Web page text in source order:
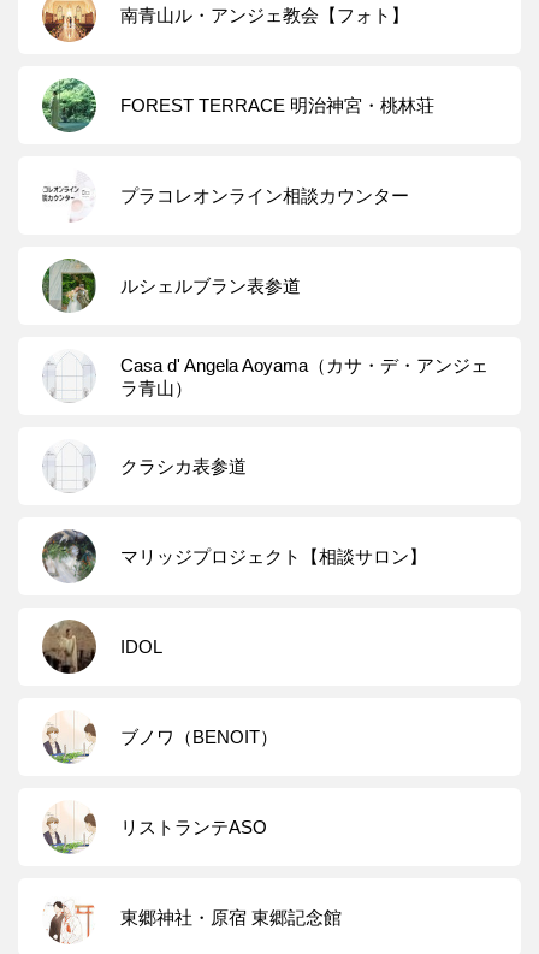
南青山ル・アンジェ教会【フォト】
FOREST TERRACE 明治神宮・桃林荘
プラコレオンライン相談カウンター
ルシェルブラン表参道
Casa d' Angela Aoyama（カサ・デ・アンジェ
ラ青山）
クラシカ表参道
マリッジプロジェクト【相談サロン】
IDOL
ブノワ（BENOIT）
リストランテASO
東郷神社・原宿 東郷記念館